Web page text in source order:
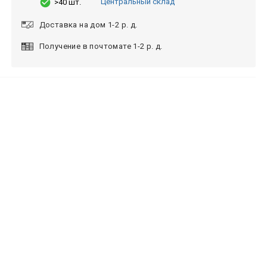
>40 шт.
Доставка на дом 1-2 р. д.
Получение в почтомате 1-2 р. д.